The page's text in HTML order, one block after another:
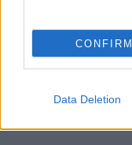
CONFIRM
Data Deletion